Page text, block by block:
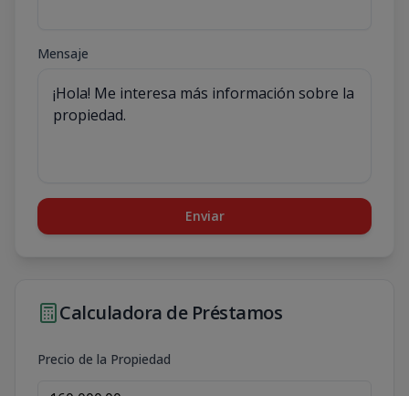
Mensaje
Enviar
Calculadora de Préstamos
Precio de la Propiedad